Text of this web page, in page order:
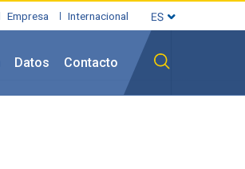
Empresa Internacional
Datos Contacto